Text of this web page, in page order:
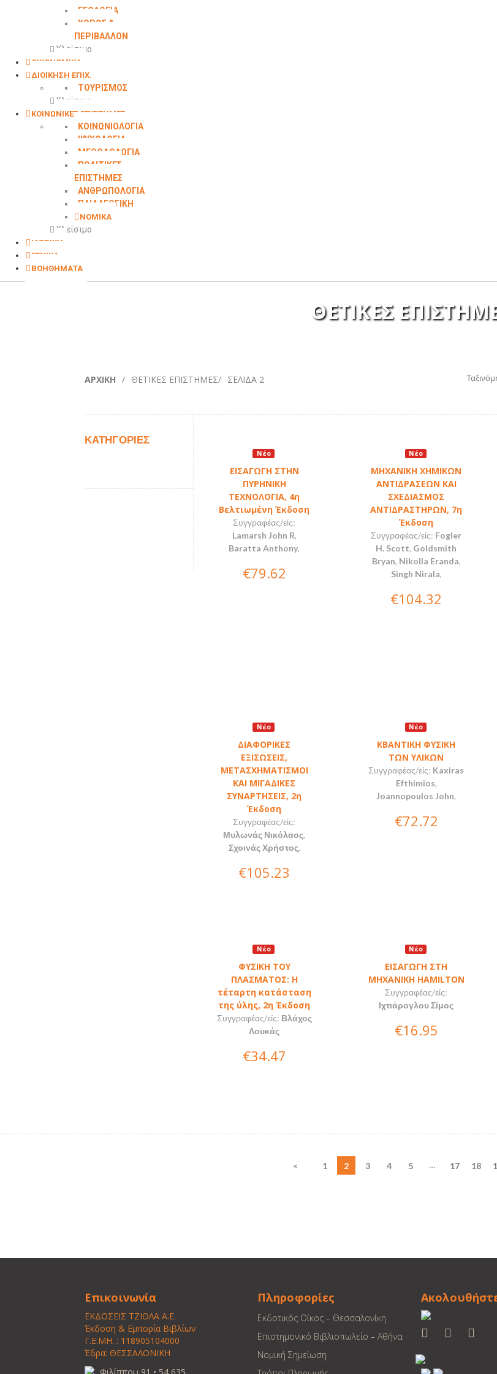
ΓΕΩΛΟΓΙΑ
ΧΩΡΟΣ &
ΠΕΡΙΒΑΛΛΟΝ
Κλείσιμο
ΟΙΚΟΝΟΜΙΚΑ
ΔΙΟΙΚΗΣΗ ΕΠΙΧ.
ΤΟΥΡΙΣΜΟΣ
Κλείσιμο
ΚΟΙΝΩΝΙΚΕΣ ΕΠΙΣΤΗΜΕΣ
ΚΟΙΝΩΝΙΟΛΟΓΙΑ
ΨΥΧΟΛΟΓΙΑ
ΜΕΘΟΔΟΛΟΓΙΑ
ΠΟΛΙΤΙΚΕΣ
ΕΠΙΣΤΗΜΕΣ
ΑΝΘΡΩΠΟΛΟΓΙΑ
ΠΑΙΔΑΓΩΓΙΚΗ
ΝΟΜΙΚΑ
Κλείσιμο
ΙΑΤΡΙΚΗ
ΓΕΝΙΚΑ
ΒΟΗΘΗΜΑΤΑ
ΘΕΤΙΚΕΣ
ΑΡΧΙΚΉ / ΘΕΤΙΚΕΣ ΕΠΙΣΤΗΜΕΣ/ ΣΕΛΊΔΑ 2
ΚΑΤΗΓΟΡΙΕΣ
Νέο
ΕΙΣΑΓΩΓΗ ΣΤΗΝ
ΠΥΡΗΝΙΚΗ
ΤΕΧΝΟΛΟΓΙΑ, 4η
Βελτιωμένη Έκδοση
Συγγραφέας/είς:
Lamarsh John R,
Baratta Anthony,
€79.62
Νέο
ΜHXANIKH ΧΗΜΙΚΩΝ
ΑΝΤΙΔΡΑΣΕΩΝ ΚΑΙ
ΣΧΕΔΙΑΣΜΟΣ
ΑΝΤΙΔΡΑΣΤΗΡΩΝ, 7η
Έκδοση
Συγγραφέας/είς: Fogler
H. Scott, Goldsmith
Bryan, Nikolla Eranda,
Singh Nirala,
€104.32
Νέο
ΔΙΑΦΟΡΙΚΕΣ
ΕΞΙΣΩΣΕΙΣ,
ΜΕΤΑΣΧΗΜΑΤΙΣΜΟΙ
ΚΑΙ ΜΙΓΑΔΙΚΕΣ
ΣΥΝΑΡΤΗΣΕΙΣ, 2η
Έκδοση
Συγγραφέας/είς:
Μυλωνάς Νικόλαος,
Σχοινάς Χρήστος,
€105.23
Νέο
ΚΒΑΝΤΙΚΗ ΦΥΣΙΚΗ
ΤΩΝ ΥΛΙΚΩΝ
Συγγραφέας/είς: Kaxiras
Efthimios,
Joannopoulos John,
€72.72
Νέο
ΦΥΣΙΚΗ ΤΟΥ
ΠΛΑΣΜΑΤΟΣ: Η
τέταρτη κατάσταση
της ύλης, 2η Έκδοση
Συγγραφέας/είς: Βλάχος
Λουκάς
€34.47
Νέο
ΕΙΣΑΓΩΓΗ ΣΤΗ
ΜΗΧΑΝΙΚΗ HAMILTON
Συγγραφέας/είς:
Ιχτιάρογλου Σίμος
€16.95
< 1 2 3 4 5 … 17 18
Επικοινωνία
ΕΚΔΟΣΕΙΣ ΤΖΙΟΛΑ Α.Ε.
Έκδοση & Εμπορία Βιβλίων
Γ.Ε.ΜΗ. : 118905104000
Έδρα: ΘΕΣΣΑΛΟΝΙΚΗ
Πληροφορίες
Εκδοτικός Οίκος – Θεσσαλονίκη
Επιστημονικό Βιβλιοπωλείο – Αθήνα
Νομική Σημείωση